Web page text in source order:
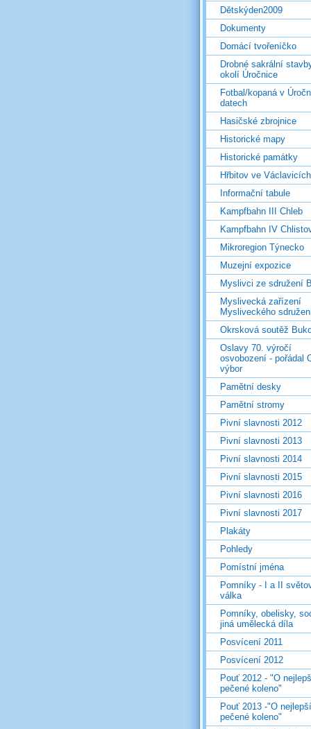
Dětskýden2009
Dokumenty
Domácí tvořeníčko
Drobné sakrální
okolí Úročnice
Fotbal/kopaná v
datech
Hasičské zbrojnice
Historické mapy
Historické památky
Hřbitov ve Václavicích
Informační tabule
Kampfbahn III Chleb
Kampfbahn IV
Mikroregion Týnecko
Muzejní expozice
Myslivci ze sdružení
Myslivecká zařízení
Mysliveckého
Okrsková soutěž
Oslavy 70. výročí
osvobození - pořádal
výbor
Pamětní desky
Pamětní stromy
Pivní slavnosti 2012
Pivní slavnosti 2013
Pivní slavnosti 2014
Pivní slavnosti 2015
Pivní slavnosti 2016
Pivní slavnosti 2017
Plakáty
Pohledy
Pomístní jména
Pomníky - I a II
válka
Pomníky, obelisky,
jiná umělecká díla
Posvícení 2011
Posvícení 2012
Pouť 2012 - "O
pečené koleno"
Pouť 2013 -"O nejlepší
pečené koleno"